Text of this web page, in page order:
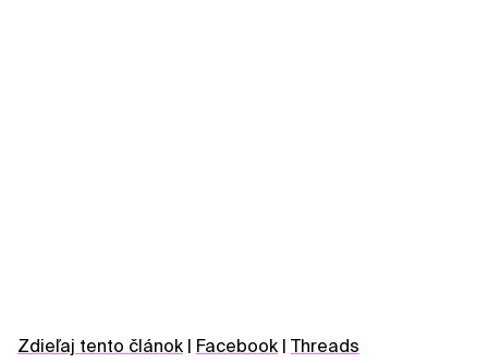
Zdieľaj tento článok Facebook Threads